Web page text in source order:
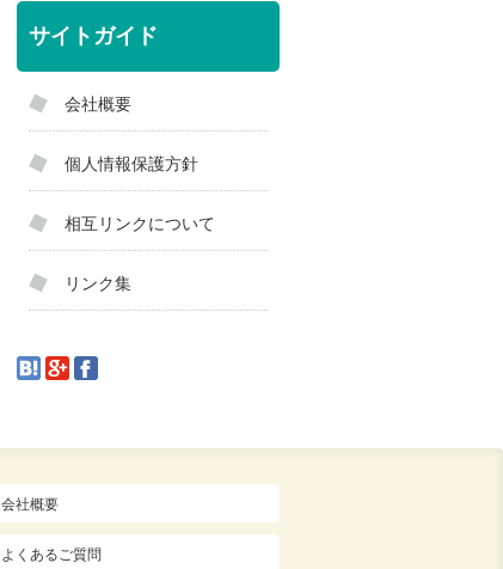
サイトガイド
会社概要
個人情報保護方針
相互リンクについて
リンク集
会社概要
よくあるご質問